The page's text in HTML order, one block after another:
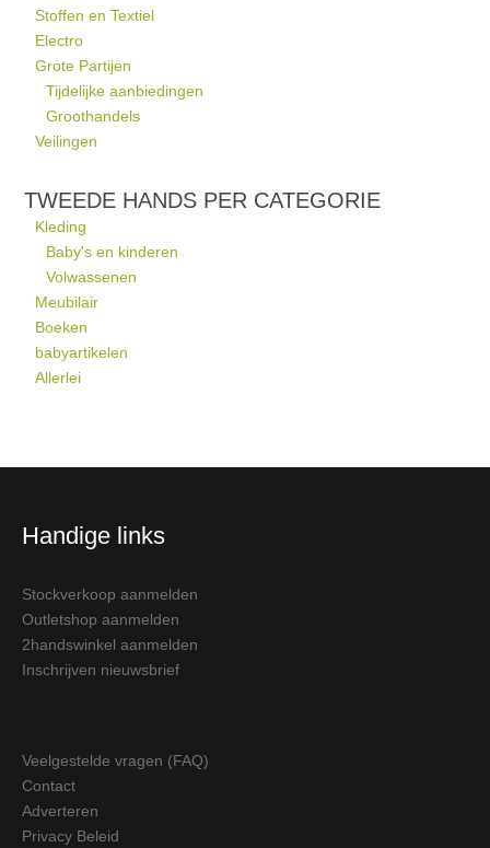
Stoffen en Textiel
Electro
Grote Partijen
Tijdelijke aanbiedingen
Groothandels
Veilingen
TWEEDE HANDS PER CATEGORIE
Kleding
Baby's en kinderen
Volwassenen
Meubilair
Boeken
babyartikelen
Allerlei
Handige links
Stockverkoop aanmelden
Outletshop aanmelden
2handswinkel aanmelden
Inschrijven nieuwsbrief
Veelgestelde vragen (FAQ)
Contact
Adverteren
Privacy Beleid